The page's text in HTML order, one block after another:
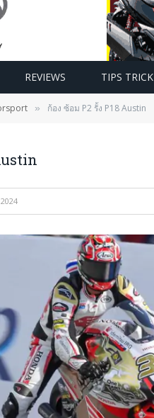
REVIEWS TIPS TRICK
» ก้อง ซ้อม P2 รั้ง P18 Austin